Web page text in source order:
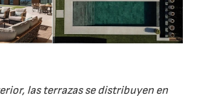
las terrazas se distribuyen en